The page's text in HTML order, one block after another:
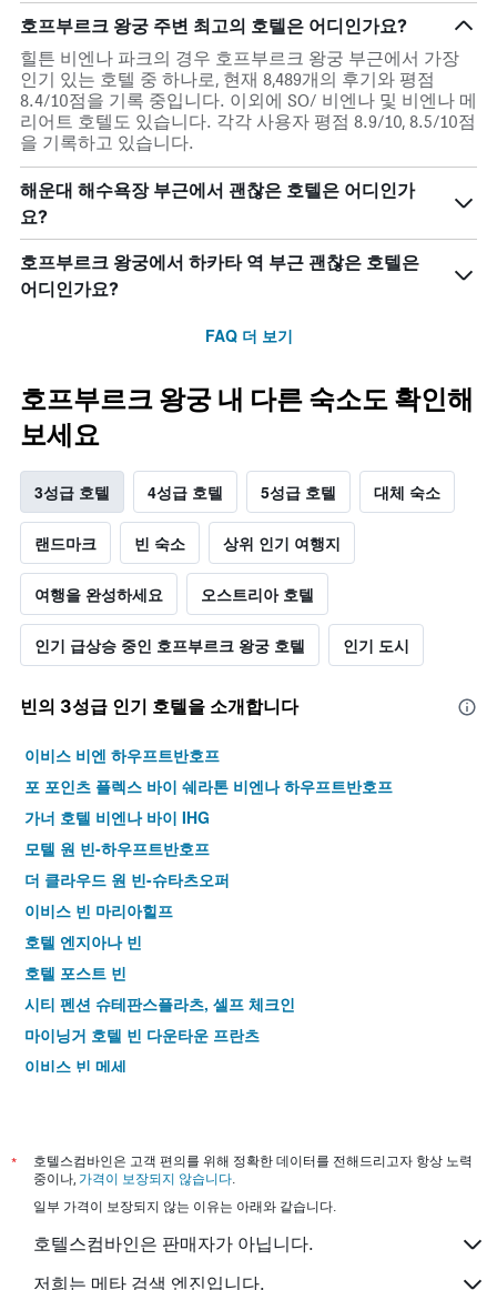
호프부르크 왕궁 주변 최고의 호텔은 어디인가요?
힐튼 비엔나 파크의 경우 호프부르크 왕궁 부근에서 가장
인기 있는 호텔 중 하나로, 현재 8,489개의 후기와 평점
8.4/10점을 기록 중입니다. 이외에 SO/ 비엔나 및 비엔나 메
리어트 호텔도 있습니다. 각각 사용자 평점 8.9/10, 8.5/10점
을 기록하고 있습니다.
해운대 해수욕장 부근에서 괜찮은 호텔은 어디인가
요?
호프부르크 왕궁에서 하카타 역 부근 괜찮은 호텔은
어디인가요?
FAQ 더 보기
호프부르크 왕궁 내 다른 숙소도 확인해
보세요
3성급 호텔 4성급 호텔 5성급 호텔 대체 숙소
랜드마크 빈 숙소 상위 인기 여행지
여행을 완성하세요 오스트리아 호텔
인기 급상승 중인 호프부르크 왕궁 호텔 인기 도시
빈​의 3​성급 인기 호텔을 소개합니다
이비스 비엔 하우프트반호프
포 포인츠 플렉스 바이 쉐라톤 비엔나 하우프트반호프
가너 호텔 비엔나 바이 IHG
모텔 원 빈-하우프트반호프
더 클라우드 원 빈-슈타츠오퍼
이비스 빈 마리아힐프
호텔 엔지아나 빈
호텔 포스트 빈
시티 펜션 슈테판스플라츠, 셀프 체크인
마이닝거 호텔 빈 다운타운 프란츠
이비스 빈 메세
Moxy 비엔나 에어포트
호텔 어드미럴
모텔 원 빈-베스트반호프
부티크호텔 슈타트할레 바이 코쿤
*
호텔스컴바인은 고객 편의를 위해 정확한 데이터를 전해드리고자 항상 노력
중이나, 가격이 보장되지 않습니다.
일부 가격이 보장되지 않는 이유는 아래와 같습니다.
호텔스컴바인은 판매자가 아닙니다.
저희는 메타 검색 엔진입니다.